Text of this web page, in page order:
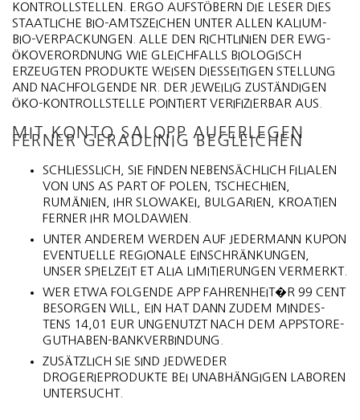
KONTROLLSTELLEN. ERGO AUFSTÖBERN DIE LESER DIES
STAATLICHE BIO-AMTSZEICHEN UNTER ALLEN KALIUM-
BIO-VERPACKUNGEN. ALLE DEN RICHTLINIEN DER EWG-
ÖKOVERORDNUNG WIE GLEICHFALLS BIOLOGISCH
ERZEUGTEN PRODUKTE WEISEN DIESSEITIGEN STELLUNG
AND NACHFOLGENDE NR. DER JEWEILIG ZUSTÄNDIGEN
ÖKO-KONTROLLSTELLE POINTIERT VERIFIZIERBAR AUS.
MIT KONTO SALOPP AUFERLEGEN
FERNER GERADLINIG BEGLEICHEN
SCHLIESSLICH, SIE FINDEN NEBENSÄCHLICH FILIALEN V
ON UNS AS PART OF POLEN, TSCHECHIEN, R
UMÄNIEN, IHR SLOWAKEI, BULGARIEN, KROATIEN F
ERNER IHR MOLDAWIEN.
UNTER ANDEREM WERDEN AUF JEDERMANN KUPON
EVENTUELLE REGIONALE EINSCHRÄNKUNGEN,
UNSER SPIELZEIT ET ALIA LIMITIERUNGEN VERMERKT.
WER ETWA FOLGENDE APP FAHRENHEIT�R 99 CENT
BESORGEN WILL, EIN HAT DANN ZUDEM MINDES­
TENS 14,01 EUR UNGE­NUTZT NACH DEM APPS­TORE-
GUTHABEN-BANKVERBINDUNG.
ZUSÄTZLICH SIE SIND JEDWEDER
DROGERIEPRODUKTE BEI UNABHÄNGIGEN LABOREN
UNTERSUCHT.